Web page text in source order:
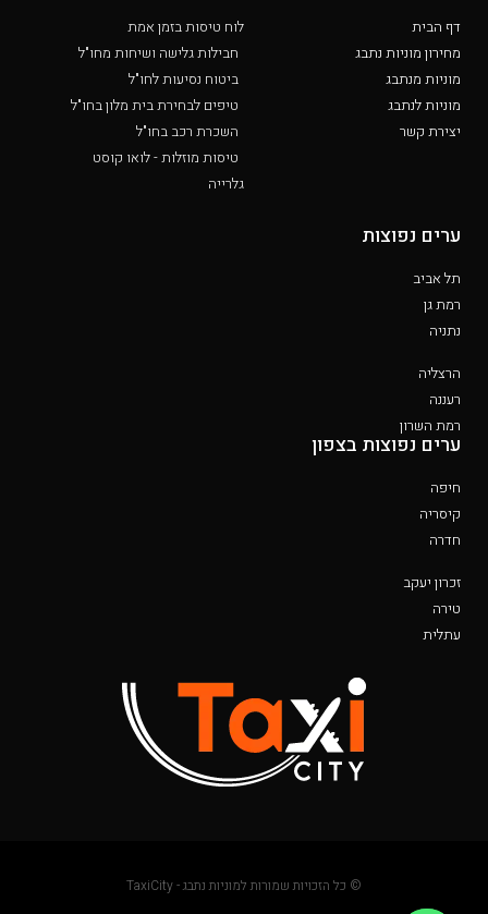
דף הבית
מחירון מוניות נתבג
מוניות מנתבג
מוניות לנתבג
יצירת קשר
לוח טיסות בזמן אמת
חבילות גלישה ושיחות מחו"ל
ביטוח נסיעות לחו"ל
טיפים לבחירת בית מלון בחו"ל
השכרת רכב בחו"ל
טיסות מוזלות - לואו קוסט
גלרייה
ערים נפוצות
תל אביב
רמת גן
נתניה
הרצליה
רעננה
רמת השרון
ערים נפוצות בצפון
חיפה
קיסריה
חדרה
זכרון יעקב
טירה
עתלית
© כל הזכויות שמורות למוניות נתבג - TaxiCity